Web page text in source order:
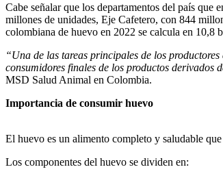
Cabe señalar que los departamentos del país
millones de unidades, Eje Cafetero, con 844
colombiana de huevo en 2022 se calcula en 10,8
“Una de las tareas principales de los
consumidores finales de los productos derivados
MSD Salud Animal en Colombia.
Importancia de consumir huevo
El huevo es un alimento completo y saludable
Los componentes del huevo se dividen en: